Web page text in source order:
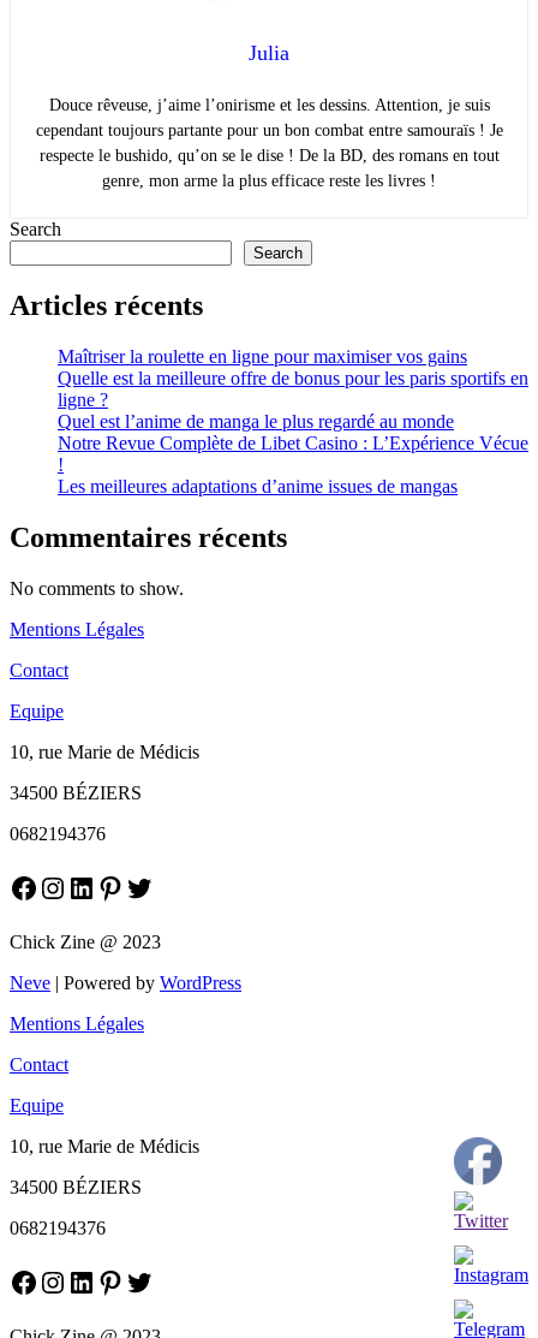
Julia
Douce rêveuse, j’aime l’onirisme et les dessins. Attention, je suis
cependant toujours partante pour un bon combat entre samouraïs ! Je
respecte le bushido, qu’on se le dise ! De la BD, des romans en tout
genre, mon arme la plus efficace reste les livres !
Search
Search
Articles récents
Maîtriser la roulette en ligne pour maximiser vos gains
Quelle est la meilleure offre de bonus pour les paris sportifs en
ligne ?
Quel est l’anime de manga le plus regardé au monde
Notre Revue Complète de Libet Casino : L’Expérience Vécue
!
Les meilleures adaptations d’anime issues de mangas
Commentaires récents
No comments to show.
Mentions Légales
Contact
Equipe
10, rue Marie de Médicis
34500 BÉZIERS
0682194376
Facebook
Instagram
LinkedIn
Pinterest
Twitter
Chick Zine @ 2023
Neve | Powered by WordPress
Mentions Légales
Contact
Equipe
10, rue Marie de Médicis
34500 BÉZIERS
0682194376
Facebook
Instagram
LinkedIn
Pinterest
Twitter